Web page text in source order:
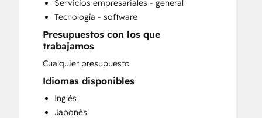
Sales Enablement
Website Development
Servicios empresariales - general
Tecnología - software
Presupuestos con los que
trabajamos
Cualquier presupuesto
Idiomas disponibles
Inglés
Japonés